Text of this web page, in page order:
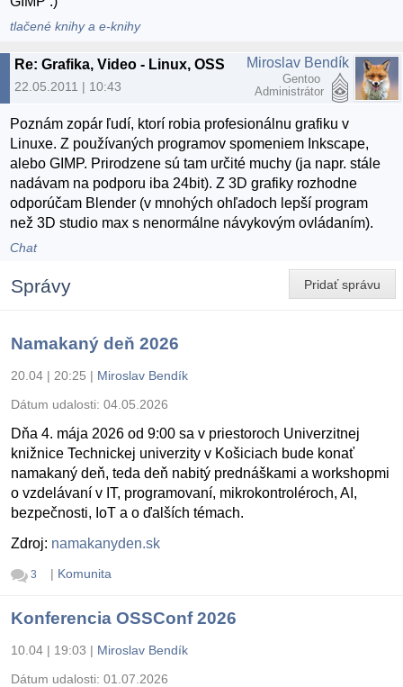
tlačené knihy a e-knihy
Re: Grafika, Video - Linux, OSS
22.05.2011 | 10:43
Miroslav Bendík
Gentoo
Administrátor
Poznám zopár ľudí, ktorí robia profesionálnu grafiku v
Linuxe. Z používaných programov spomeniem Inkscape,
alebo GIMP. Prirodzene sú tam určité muchy (ja napr. stále
nadávam na podporu iba 24bit). Z 3D grafiky rozhodne
odporúčam Blender (v mnohých ohľadoch lepší program
než 3D studio max s nenormálne návykovým ovládaním).
Chat
Pridať správu
Správy
Namakaný deň 2026
20.04 | 20:25 | Miroslav Bendík
Dátum udalosti: 04.05.2026
Dňa 4. mája 2026 od 9:00 sa v priestoroch Univerzitnej
knižnice Technickej univerzity v Košiciach bude konať
namakaný deň, teda deň nabitý prednáškami a workshopmi
o vzdelávaní v IT, programovaní, mikrokontroléroch, AI,
bezpečnosti, IoT a o ďalších témach.
Zdroj: namakanyden.sk
3 | Komunita
Konferencia OSSConf 2026
10.04 | 19:03 | Miroslav Bendík
Dátum udalosti: 01.07.2026